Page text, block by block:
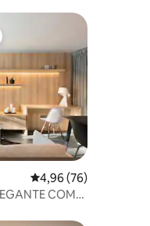
4,96 de uma
4,96 (76)
COM